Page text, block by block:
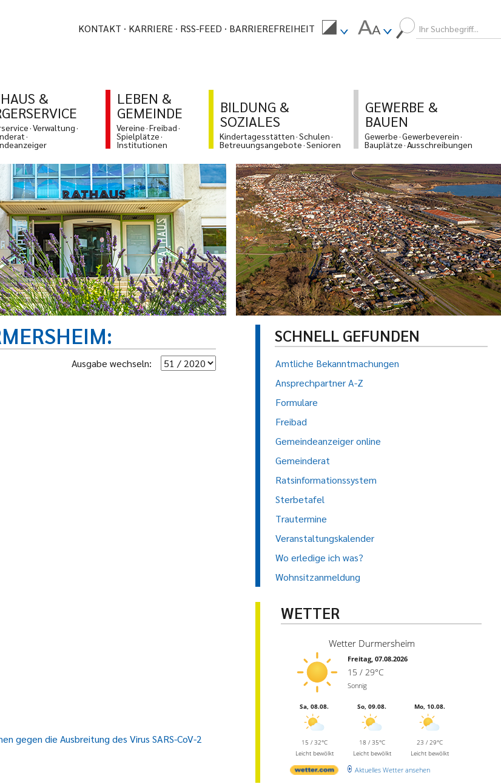
KONTAKT KARRIERE RSS-FEED BARRIEREFREIHEIT
&
Verwaltung
LEBEN &
GEMEINDE
Vereine Freibad
Spielplätze
Institutionen
BILDUNG &
SOZIALES
Kindertagesstätten Schulen
Betreuungsangebote Senioren
GEWERBE &
BAUEN
Gewerbe Gewerbeverein
Bauplätze Ausschreibungen
Ausgabe wechseln:
gegen die Ausbreitung des Virus SARS-CoV-2
SCHNELL GEFUNDEN
Amtliche Bekanntmachungen
Ansprechpartner A-Z
Formulare
Freibad
Gemeindeanzeiger online
Gemeinderat
Ratsinformationssystem
Sterbetafel
Trautermine
Veranstaltungskalender
Wo erledige ich was?
Wohnsitzanmeldung
WETTER
Wetter Durmersheim
Freitag, 07.08.2026
15 / 29°C
Sonnig
Sa, 08.08.
15 / 32°C
Leicht bewölkt
So, 09.08.
18 / 35°C
Leicht bewölkt
Mo, 10.08.
23 / 29°C
Leicht bewölkt
Aktuelles Wetter ansehen